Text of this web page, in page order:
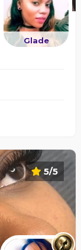
Glade
5/5